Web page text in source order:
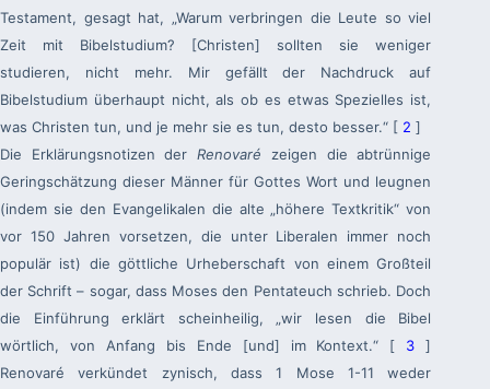
Testament, gesagt hat, „Warum verbringen die Leute so viel
Zeit mit Bibelstudium? [Christen] sollten sie weniger
studieren, nicht mehr. Mir gefällt der Nachdruck auf
Bibelstudium überhaupt nicht, als ob es etwas Spezielles ist,
was Christen tun, und je mehr sie es tun, desto besser.“ [ 2 ]
Die Erklärungsnotizen derRenovaré zeigen die abtrünnige
Geringschätzung dieser Männer für Gottes Wort und leugnen
(indem sie den Evangelikalen die alte „höhere Textkritik“ von
vor 150 Jahren vorsetzen, die unter Liberalen immer noch
populär ist) die göttliche Urheberschaft von einem Großteil
der Schrift – sogar, dass Moses den Pentateuch schrieb. Doch
die Einführung erklärt scheinheilig, „wir lesen die Bibel
wörtlich, von Anfang bis Ende [und] im Kontext.“ [
3
]
Renovaré verkündet zynisch, dass 1 Mose 1-11 weder